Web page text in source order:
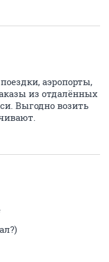
аэропорты,
из отдалённых
Выгодно возить